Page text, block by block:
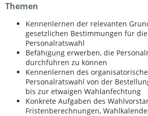
Themen
Kennenlernen der relevanten
gesetzlichen Bestimmungen für
Personalratswahl
Befähigung erwerben, die
durchführen zu können
Kennenlernen des
Personalratswahl von der
bis zur etwaigen Wahlanfechtung
Konkrete Aufgaben des
Fristenberechnungen,